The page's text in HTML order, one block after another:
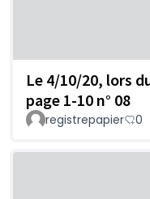
Le 4/10/20, lors
page 1-10 n° 08
registrepapier 0